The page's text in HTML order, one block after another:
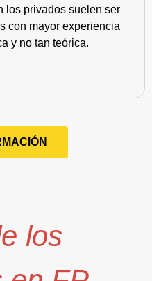
los privados suelen ser
con mayor experiencia
y no tan teórica.
los